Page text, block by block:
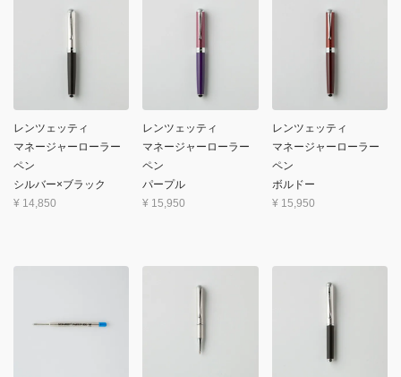
レンツェッティ
マネージャーローラー
ペン
シルバー×ブラック
¥ 14,850
レンツェッティ
マネージャーローラー
ペン
パープル
¥ 15,950
レンツェッティ
マネージャーローラー
ペン
ボルドー
¥ 15,950